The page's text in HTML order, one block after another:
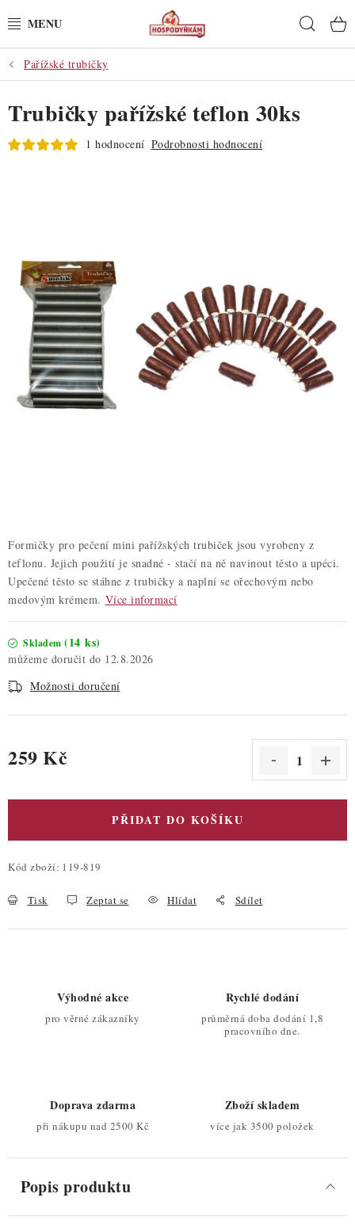
na
POTŘEBY
POMŮCKY
SUROVINY
DO KUCHYNĚ
POCHUTINY
ZDRAVÉ PEČENÍ
DÁRKOVÉ POUKAZY
ZNAČKY
Nepřevzetí zásilky na dobírku
Obchodní podmínky
Podmínky ochrany osobních údajů
Pařížské trubičky
Formičky pro pečení mini pařížských trubiček jsou vyrobeny z
teflonu. Jejich použití je snadné - stačí na ně navinout těsto a upéci.
Upečené těsto se stáhne z trubičky a naplní se ořechovým nebo
medovým krémem. Více informací
Skladem (14 ks)
12.8.2026
Možnosti doručení
259 Kč
PŘIDAT DO KOŠÍKU
Kód zboží: 119-819
Tisk Zeptat se Hlídat Sdílet
Trubičky pařížské teflon 30ks
1 hodnocení Podrobnosti hodnocení
Výhodné akce
pro věrné zákazníky
Rychlé dodání
průměrná doba dodání 1,8
pracovního dne.
Doprava zdarma
při nákupu nad 2500 Kč
Zboží skladem
více jak 3500 položek
Popis produktu